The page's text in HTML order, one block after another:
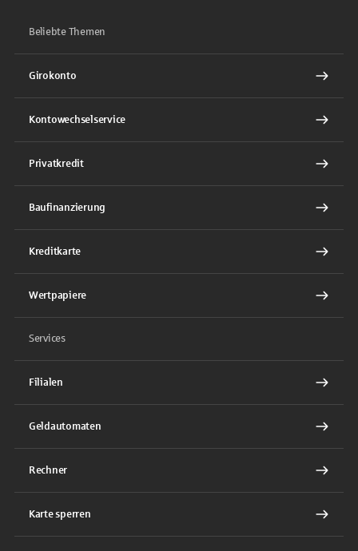
Beliebte Themen
Girokonto
Kontowechselservice
Privatkredit
Baufinanzierung
Kreditkarte
Wertpapiere
Services
Filialen
Geldautomaten
Rechner
Karte sperren